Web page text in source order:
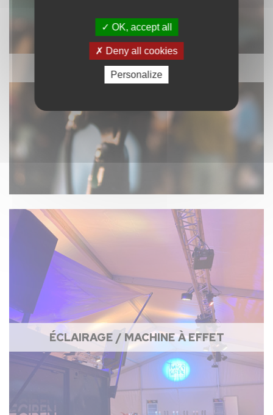
SONORISATION
ÉCLAIRAGE / MACHINE À EFFET
OK, accept all
Deny all cookies
Personalize